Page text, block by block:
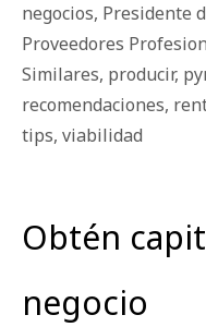
negocios, Presidente
Proveedores
Similares, producir,
recomendaciones,
tips, viabilidad
Obtén
negocio